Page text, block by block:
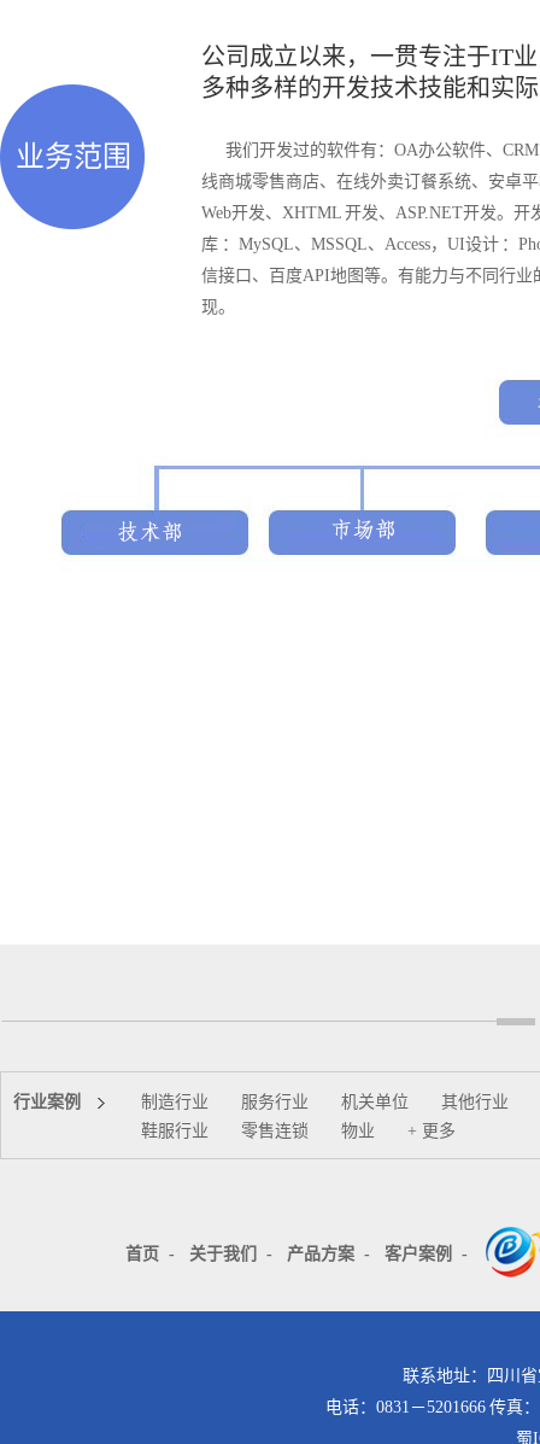
业务范围
公司成立以来，一贯专注于IT
多种多样的开发技术技能和实
我们开发过的软件有：OA办公软件、CRM
线商城零售商店、在线外卖订餐系统、安卓
Web开发、XHTML 开发、ASP.NET开发。开
库 ：MySQL、MSSQL、Access，UI设计 ：
信接口、百度API地图等。有能力与不同行
现。
行业案例 制造行业 服务行业 机关单位
其他行业
鞋服行业
零售连锁 物业 + 更多
首页 - 关于我们 - 产品方案 - 客户案例 -
联系地址：四川
电话：0831－5201666 传真
蜀